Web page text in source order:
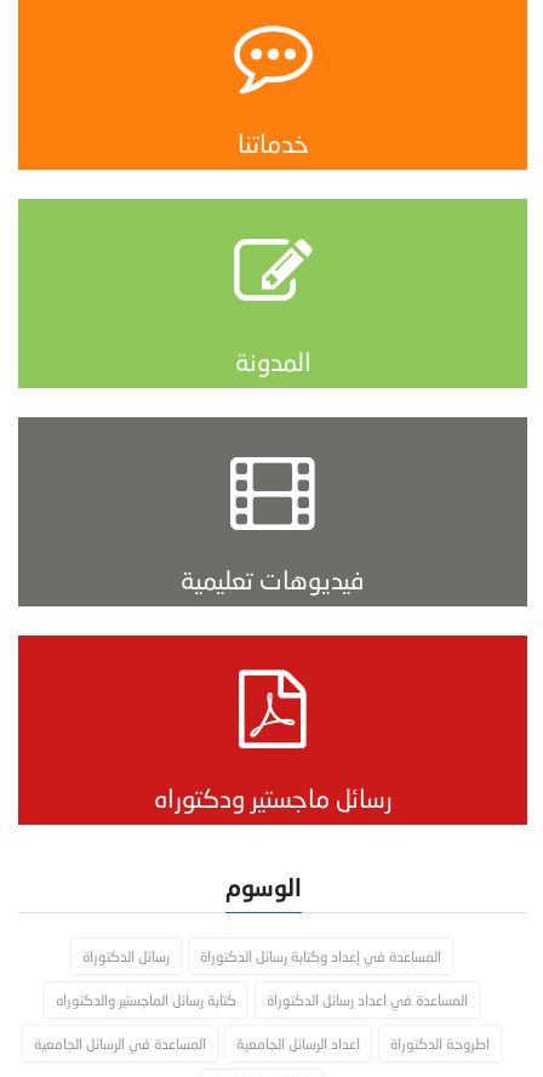
خدماتنا
المدونة
فيديوهات تعليمية
رسائل ماجستير ودكتوراه
الوسوم
المساعدة في إعداد وكتابة رسائل الدكتوراة رسائل الدكتوراة
المساعدة في اعداد رسائل الدكتوراة كتابة رسائل الماجستير والدكتوراه
اطروحة الدكتوراة اعداد الرسائل الجامعية المساعدة في الرسائل الجامعية